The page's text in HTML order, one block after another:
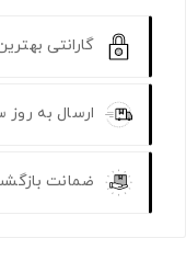
گارانتی
ارسال به
ضمانت